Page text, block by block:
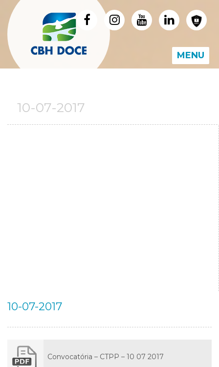
MENU
10-07-2017
10-07-2017
Convocatória – CTPP – 10 07 2017